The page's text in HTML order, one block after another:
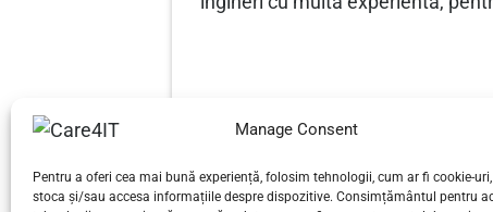
Manage Consent
Pentru a oferi cea mai bună experiență, folosim tehnologii, cum ar fi cookie-
stoca și/sau accesa informațiile despre dispozitive. Consimțământul pentru
Îmbunătățește-ți jocul cu noul